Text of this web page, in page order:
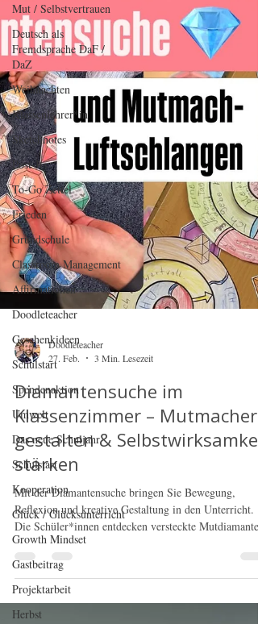
Mut / Selbstvertrauen
Deutsch als
Fremdsprache DaF /
DaZ
Weihnachten
Klassenlehrer*in
Sketchnotes
Post-Its
To-Go Zettel
Frieden
Grundschule
Classroom Management
Affirmationen
Doodleteacher
Geschenkideen
Schulstart
Spendenaktion
Umwelt
Das neue Schuljahr
Schulstart
Kooperation
Glück / Glücksunterricht
Growth Mindset
Gastbeitrag
Projektarbeit
Herbst
Doodleteacher
27. Feb.
3 Min. Lesezeit
Diamantensuche im
Klassenzimmer – Mutmacher
gestalten & Selbstwirksamkeit
stärken
Mit der Diamantensuche bringen Sie Bewegung,
Reflexion und kreative Gestaltung in den Unterricht.
im Klassenraum, wählen passende Affirmationen aus
und übertragen diese in ihre persönliche Mutmacher-
Luftschlange. So wird Selbstwirksamkeit konkret